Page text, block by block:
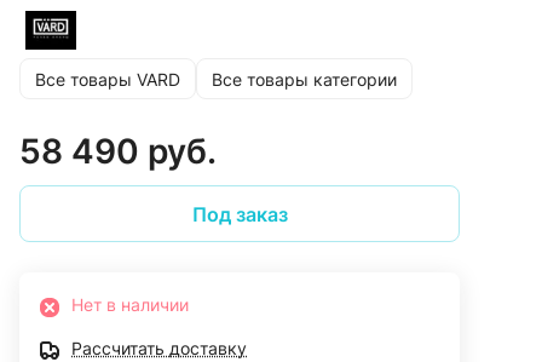
Все товары VARD Все товары категории
58 490 руб.
Под заказ
Нет в наличии
Рассчитать доставку